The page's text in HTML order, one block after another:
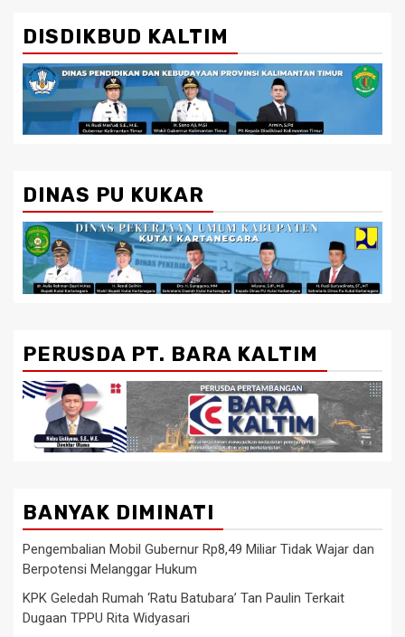
DISDIKBUD KALTIM
DINAS PU KUKAR
PERUSDA PT. BARA KALTIM
BANYAK DIMINATI
Pengembalian Mobil Gubernur Rp8,49 Miliar Tidak Wajar dan
Berpotensi Melanggar Hukum
KPK Geledah Rumah ‘Ratu Batubara’ Tan Paulin Terkait
Dugaan TPPU Rita Widyasari